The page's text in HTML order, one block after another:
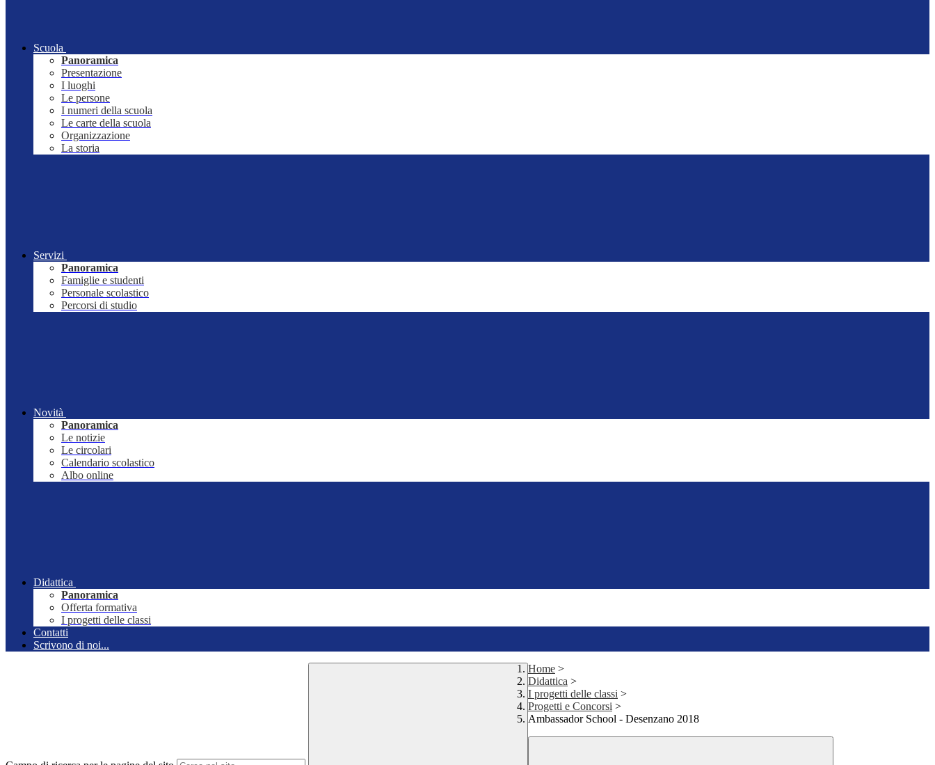
Scuola
Panoramica
Presentazione
I luoghi
Le persone
I numeri della scuola
Le carte della scuola
Organizzazione
La storia
Servizi
Panoramica
Famiglie e studenti
Personale scolastico
Percorsi di studio
Novità
Panoramica
Le notizie
Le circolari
Calendario scolastico
Albo online
Didattica
Panoramica
Offerta formativa
I progetti delle classi
Contatti
Scrivono di noi...
Home >
Didattica >
I progetti delle classi >
Progetti e Concorsi >
Ambassador School - Desenzano 2018